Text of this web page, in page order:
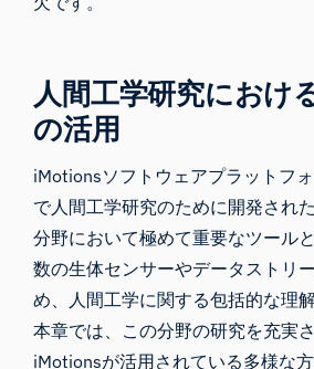
人間工学研究におけ
の活用
iMotionsソフトウェアプラットフ
で人間工学研究のために開発され
分野において極めて重要なツール
数の生体センサーやデータストリ
め、人間工学に関する包括的な理
本章では、この分野の研究を充実
iMotionsが活用されている多様な